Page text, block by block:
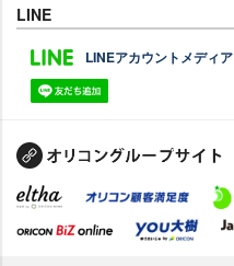
LINE
LINEアカウントメディア